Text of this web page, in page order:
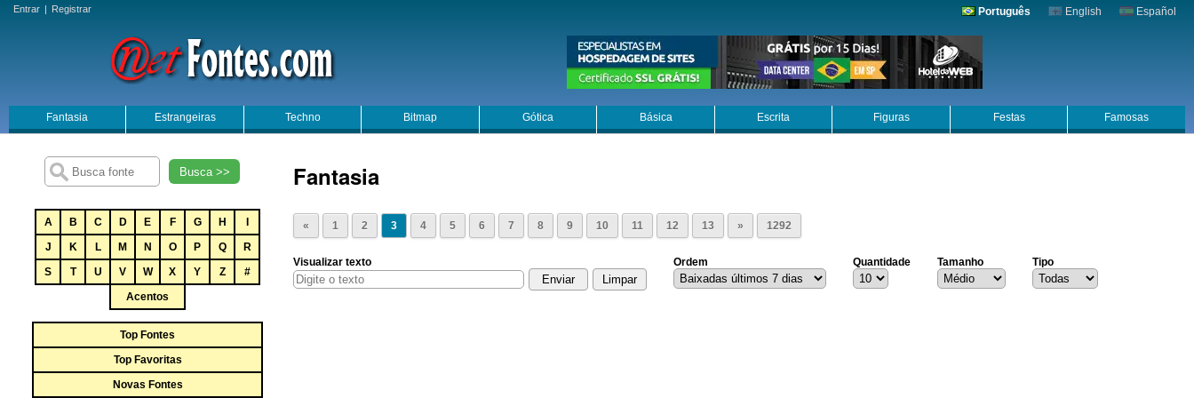
Entrar | Registrar Português English Español
Fantasia Estrangeiras Techno Bitmap Gótica Básica Escrita Figuras Festas Famosas
Busca >>
A B C D E F G H
J
K L M N O P Q
R
S
T U V W X Y Z
#
Acentos
Top Fontes
Top Favoritas
Novas Fontes
Fantasia
« 1 2 3 4 5 6 7 8 9 10 11 12 13 » 1292
Visualizar texto Ordem Quantidade Tamanho Tipo